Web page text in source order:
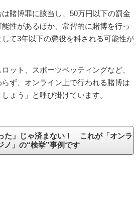
賭博罪に該当し、50万円以下の罰金
性があるほか、常習的に賭博を行っ
て3年以下の懲役を科される可能性が
ット、スポーツベッティングなど、
ず、オンライン上で行われる賭博は
ょう」と呼び掛けています。
た」じゃ済まない！ これが「オンラ
ノ」の“検挙”事例です